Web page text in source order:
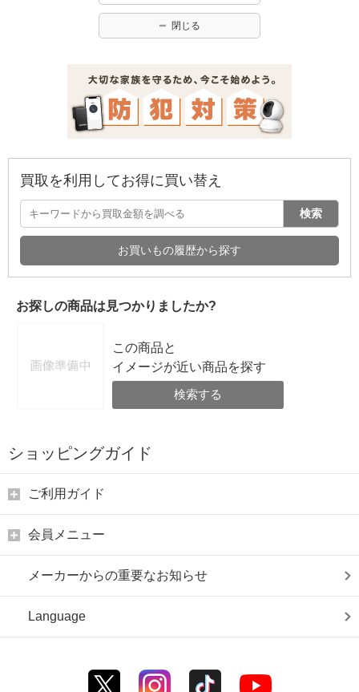
閉じる
買取を利用してお得に買い替え
検索
お買いもの履歴から探す
お探しの商品は見つかりましたか?
この商品と
イメージが近い商品を探す
検索する
ショッピングガイド
ご利用ガイド
会員メニュー
メーカーからの重要なお知らせ
Language